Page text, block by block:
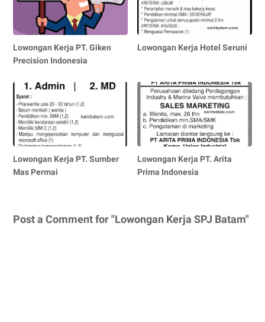
Lowongan Kerja PT. Giken
Precision Indonesia
Lowongan Kerja Hotel Seruni
Lowongan Kerja PT. Sumber
Mas Permai
Lowongan Kerja PT. Arita
Prima Indonesia
Post a Comment for "Lowongan Kerja SPJ Batam"